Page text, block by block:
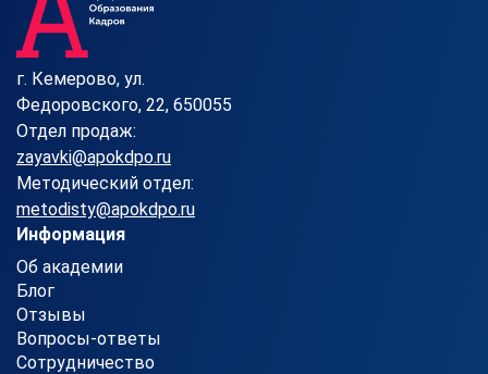
г. Кемерово, ул.
Федоровского, 22, 650055
Отдел продаж:
zayavki@apokdpo.ru
Методический отдел:
metodisty@apokdpo.ru
Информация
Об академии
Блог
Отзывы
Вопросы-ответы
Сотрудничество